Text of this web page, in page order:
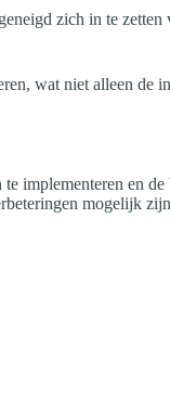
zich in te
wat niet alleen de
implementeren en
mogelijk